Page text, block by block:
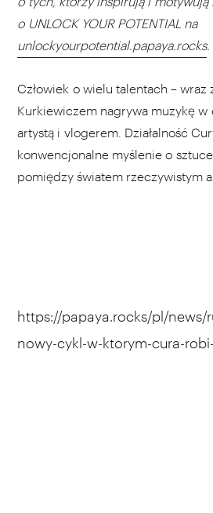
o UNLOCK YOUR POTENTIAL na
unlockyourpotential.papaya.rocks.
Człowiek o wielu talentach – wraz
Kurkiewiczem nagrywa muzykę w
artystą i vlogerem. Działalność
konwencjonalne myślenie o
pomiędzy światem rzeczywistym
https://papaya.rocks/pl/news/
nowy-cykl-w-ktorym-cura-